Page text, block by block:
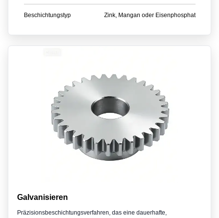
Beschichtungstyp Zink, Mangan oder Eisenphosphat
Galvanisieren
Präzisionsbeschichtungsverfahren, das eine dauerhafte,